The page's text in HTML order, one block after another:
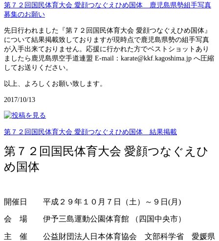
第７２回国民体育大会 愛顔つなぐえひめ国体 鹿児島県勢組手写真
募集のお願い
先日行われました『第７２回国民体育大会 愛顔つなぐえひめ国体』
について結果掲載致しておりますが現時点で鹿児島県勢の組手写真
が入手出来ておりません。応援に行かれた方でベストショットあり
ましたら鹿児島県空手道連盟 E-mail：karate@kkf.kagoshima.jp へ圧縮
してお送りください。
以上、よろしくお願い致します。
2017/10/13
第７２回国民体育大会 愛顔つなぐえひめ国体 結果掲載
第７２回国民体育大会 愛顔つなぐえひ
め国体
開催日 平成２９年１０月７日（土）～９日(月)
会 場 伊予三島運動公園体育館 （四国中央市）
主 催 公益財団法人日本体育協会 文部科学省 愛媛県